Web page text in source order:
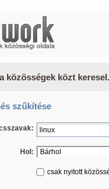
közösségek közt
szűkítése
Hol:
csak nyitott